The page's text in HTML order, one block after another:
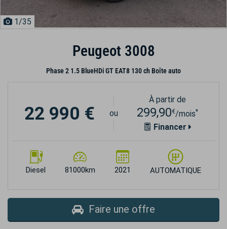
1/35
Peugeot 3008
Phase 2 1.5 BlueHDi GT EAT8 130 ch Boîte auto
Diesel 81000km 2021 AUTOMATIQUE
22 990 € ou
À partir de
299,90€/mois*
Financer
Faire une offre